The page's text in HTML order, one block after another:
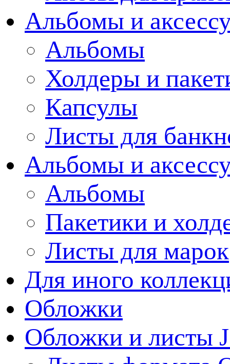
Альбомы и
Альбомы
Холдеры и
Капсулы
Листы для
Альбомы и
Альбомы
Пакетики и
Листы для марок
Для иного
Обложки
Обложки и листы